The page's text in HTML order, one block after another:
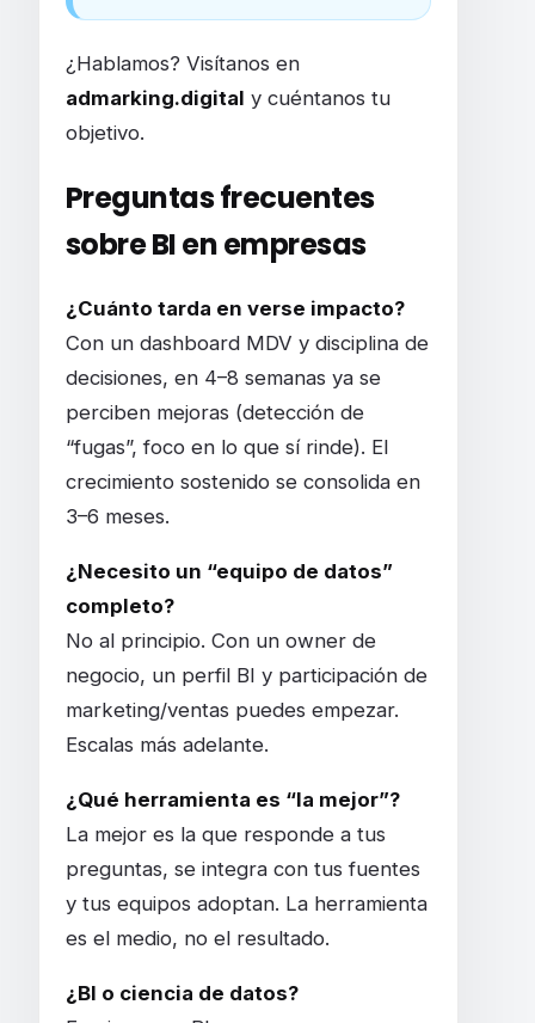
¿Hablamos? Visítanos en
admarking.digital y cuéntanos tu
objetivo.
Preguntas frecuentes
sobre BI en empresas
¿Cuánto tarda en verse impacto?
Con un dashboard MDV y disciplina de
decisiones, en 4–8 semanas ya se
perciben mejoras (detección de
“fugas”, foco en lo que sí rinde). El
crecimiento sostenido se consolida en
3–6 meses.
¿Necesito un “equipo de datos”
completo?
No al principio. Con un owner de
negocio, un perfil BI y participación de
marketing/ventas puedes empezar.
Escalas más adelante.
¿Qué herramienta es “la mejor”?
La mejor es la que responde a tus
preguntas, se integra con tus fuentes
y tus equipos adoptan. La herramienta
es el medio, no el resultado.
¿BI o ciencia de datos?